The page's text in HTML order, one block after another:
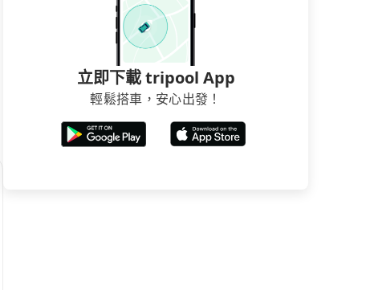
立即下載 tripool App
輕鬆搭車，安心出發！